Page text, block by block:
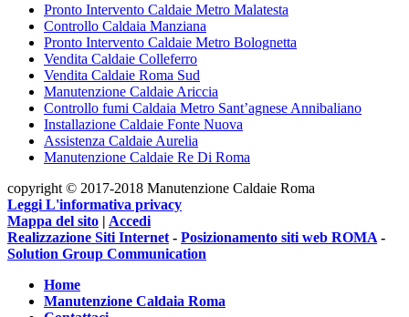
Pronto Intervento Caldaie Metro Malatesta
Controllo Caldaia Manziana
Pronto Intervento Caldaie Metro Bolognetta
Vendita Caldaie Colleferro
Vendita Caldaie Roma Sud
Manutenzione Caldaie Ariccia
Controllo fumi Caldaia Metro Sant’agnese Annibaliano
Installazione Caldaie Fonte Nuova
Assistenza Caldaie Aurelia
Manutenzione Caldaie Re Di Roma
copyright © 2017-2018 Manutenzione Caldaie Roma
Leggi L'informativa privacy
Mappa del sito | Accedi
Realizzazione Siti Internet - Posizionamento siti web ROMA -
Solution Group Communication
Home
Manutenzione Caldaia Roma